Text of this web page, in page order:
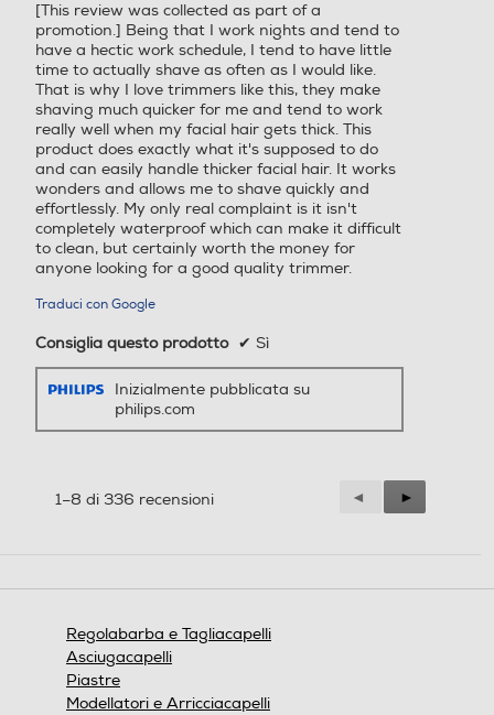
stelle.
[This review was collected as part of a
promotion.] Being that I work nights and tend to
have a hectic work schedule, I tend to have little
time to actually shave as often as I would like.
That is why I love trimmers like this, they make
shaving much quicker for me and tend to work
really well when my facial hair gets thick. This
product does exactly what it's supposed to do
and can easily handle thicker facial hair. It works
wonders and allows me to shave quickly and
effortlessly. My only real complaint is it isn't
completely waterproof which can make it difficult
to clean, but certainly worth the money for
anyone looking for a good quality trimmer.
Traduci con Google
Consiglia questo prodotto ✔ Sì
Inizialmente pubblicata su
philips.com
1–8 di 336 recensioni
Precedente
Reviews
◄
Successiva
Reviews
►
Regolabarba e Tagliacapelli
Asciugacapelli
Piastre
Modellatori e Arricciacapelli